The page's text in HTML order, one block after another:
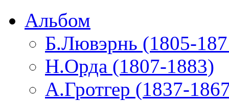
Альбом
Б.Лювэрнь (1805-
Н.Орда (1807-1883)
А.Гротгер (1837-